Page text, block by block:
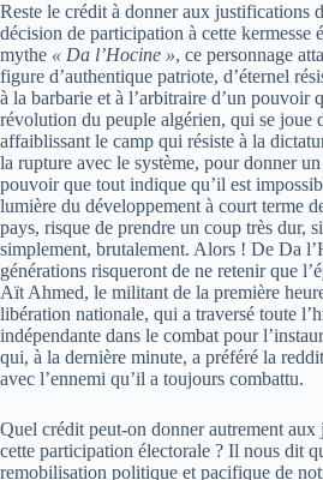
Reste le crédit à donner aux justifications
décision de participation à cette kermesse
mythe « Da l’Hocine », ce personnage
figure d’authentique patriote, d’éternel
à la barbarie et à l’arbitraire d’un pouvoir
révolution du peuple algérien, qui se joue
affaiblissant le camp qui résiste à la
la rupture avec le système, pour donner
pouvoir que tout indique qu’il est
lumière du développement à court terme
pays, risque de prendre un coup très dur,
simplement, brutalement. Alors ! De Da
générations risqueront de ne retenir que
Aït Ahmed, le militant de la première
libération nationale, qui a traversé toute
indépendante dans le combat pour
qui, à la dernière minute, a préféré la
avec l’ennemi qu’il a toujours combattu.
Quel crédit peut-on donner autrement aux
cette participation électorale ? Il nous dit
remobilisation politique et pacifique de